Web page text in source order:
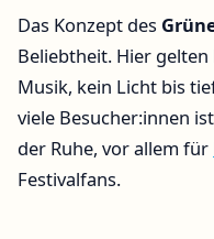
Das Konzept des
Beliebtheit. Hier
Musik, kein Licht bis
viele Besucher:innen
der Ruhe, vor allem für
Festivalfans.